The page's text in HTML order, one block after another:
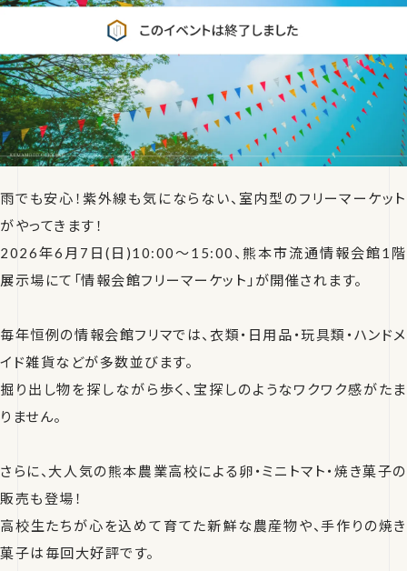
雨でも安心！紫外線も気にならない、室内型のフリーマーケット
がやってきます！
2026年6月7日(日)10:00〜15:00、熊本市流通情報会館1階
展示場にて「情報会館フリーマーケット」が開催されます。
毎年恒例の情報会館フリマでは、衣類・日用品・玩具類・ハンドメ
イド雑貨などが多数並びます。
掘り出し物を探しながら歩く、宝探しのようなワクワク感がたま
りません。
さらに、大人気の熊本農業高校による卵・ミニトマト・焼き菓子の
販売も登場！
高校生たちが心を込めて育てた新鮮な農産物や、手作りの焼き
菓子は毎回大好評です。